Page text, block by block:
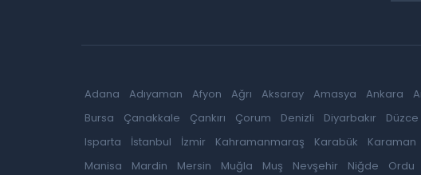
Adana Adıyaman Afyon Ağrı Aksaray Amasya Ankara
Bursa
Çanakkale Çankırı Çorum Denizli Diyarbakır Düzce
Isparta
İstanbul İzmir Kahramanmaraş Karabük Karaman
Manisa
Mardin Mersin Muğla Muş Nevşehir Niğde Ordu